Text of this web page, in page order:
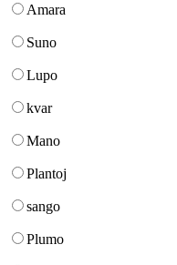
Amara
Suno
Lupo
kvar
Mano
Plantoj
sango
Plumo